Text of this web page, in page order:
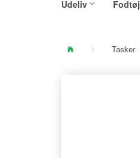
Udeliv Fodtøj
Tasker